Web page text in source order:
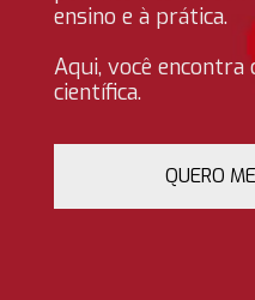
ensino e à prática.
Aqui, você encontra
científica.
QUERO